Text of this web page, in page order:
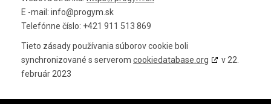
E -mail: ks.mygorp@ofni
Telefónne číslo: +421 911 513 869
Tieto zásady používania súborov cookie boli
synchronizované s serverom cookiedatabase.org
v 22.
február 2023